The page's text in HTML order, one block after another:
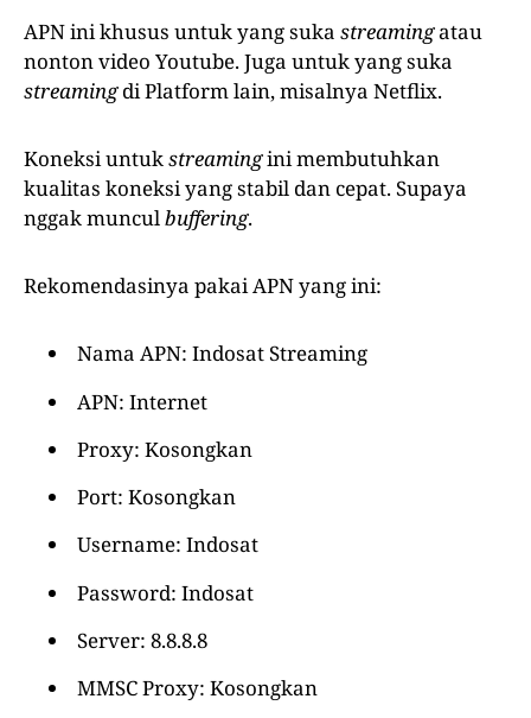
APN ini khusus untuk yang suka streamingatau
nonton video Youtube. Juga untuk yang suka
streamingdi Platform lain, misalnya Netflix.
Koneksi untukstreamingini membutuhkan
kualitas koneksi yang stabil dan cepat. Supaya
nggak munculbuffering.
Rekomendasinya pakai APN yang ini:
Nama APN: Indosat Streaming
APN: Internet
Proxy: Kosongkan
Port: Kosongkan
Username: Indosat
Password: Indosat
Server: 8.8.8.8
MMSC Proxy: Kosongkan